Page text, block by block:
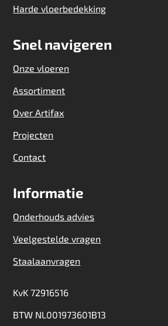
Harde vloerbedekking
Snel navigeren
Onze vloeren
Assortiment
Over Artifax
Projecten
Contact
Informatie
Onderhouds advies
Veelgestelde vragen
Staalaanvragen
KvK 72916516
BTW NL001973601B13